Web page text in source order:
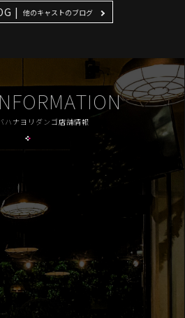
| 他のキャストのブログ
ハナヨリダンゴ店舗情報